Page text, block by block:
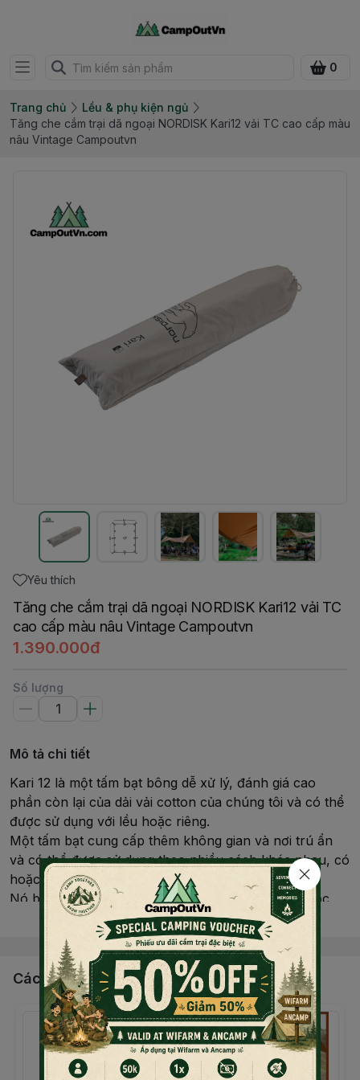
0
Trang chủ
Lều & phụ kiện ngủ
Tăng che cắm trại dã ngoại NORDISK Kari12 vải TC cao cấp màu
nâu Vintage Campoutvn
Yêu thích
Tăng che cắm trại dã ngoại NORDISK Kari12 vải TC
cao cấp màu nâu Vintage Campoutvn
1.390.000đ
Số lượng
Mô tả chi tiết
Kari 12 là một tấm bạt bông dễ xử lý, đánh giá cao
phần còn lại của dải vải cotton của chúng tôi và có thể
được sử dụng với lều hoặc riêng.
Một tấm bạt cung cấp thêm không gian và nơi trú ẩn
và có thể được sử dụng theo nhiều cách khác nhau, có
hoặc không có tấm trải và áo gió.
Nó bảo vệ bạn và trại của bạn khỏi mưa, tuyết hoặc
nắng gắt. Kari đi kèm với hai cọc thép chắc chắn, 10
chốt chữ V bằng thép có lỗ để tăng thêm sức mạnh
trên nền đất cát và một sợi dây thừng cung cấp nhiều
cách thiết lập khác nhau.
- Kích thước: 4m* 3m
- Chất liệu: vải TC vải dày bền, chống nóng-chống
nước cực tốt.
- Đóng nút 13 vị trí (12 vị trí xung quanh tarp, 1 vị trí
chính giữa tarp)
Đọc thêm nội dung
Các sản phẩm, dịch vụ khác